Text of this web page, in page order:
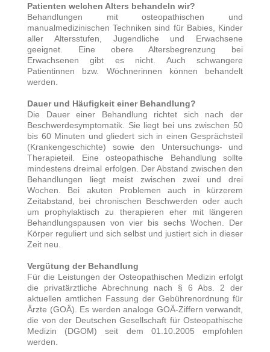
Patienten welchen Alters behandeln wir?
Behandlungen mit osteopathischen und
manualmedizinischen Techniken sind für Babies, Kinder
aller Altersstufen, Jugendliche und Erwachsene
geeignet. Eine obere Altersbegrenzung bei
Erwachsenen gibt es nicht. Auch schwangere
Patientinnen bzw. Wöchnerinnen können behandelt
werden.
Dauer und Häufigkeit einer Behandlung?
Die Dauer einer Behandlung richtet sich nach der
Beschwerdesymptomatik. Sie liegt bei uns zwischen 50
bis 60 Minuten und gliedert sich in einen Gesprächsteil
(Krankengeschichte) sowie den Untersuchungs- und
Therapieteil. Eine osteopathische Behandlung sollte
mindestens dreimal erfolgen. Der Abstand zwischen den
Behandlungen liegt meist zwischen zwei und drei
Wochen. Bei akuten Problemen auch in kürzerem
Zeitabstand, bei chronischen Beschwerden oder auch
um prophylaktisch zu therapieren eher mit längeren
Behandlungspausen von vier bis sechs Wochen. Der
Körper reguliert und sich selbst und justiert sich in dieser
Zeit neu.
Vergütung der Behandlung
Für die Leistungen der Osteopathischen Medizin erfolgt
die privatärztliche Abrechnung nach § 6 Abs. 2 der
aktuellen amtlichen Fassung der Gebührenordnung für
Ärzte (GOÄ). Es werden analoge GOÄ-Ziffern verwandt,
die von der Deutschen Gesellschaft für Osteopathische
Medizin (DGOM) seit dem 01.10.2005 empfohlen
werden.